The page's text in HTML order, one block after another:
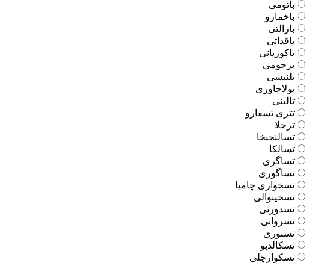
باتومی
باخمارو
بازالتی
باقداتی
باکوریانی
برجومی
بلنیسی
بولاچاوری
تالینی
تتری تسقارو
ترجلا
تسالنجیخا
تسالکا
تساگری
تساگوری
تسخواری چامیا
تسخینوالی
تسدورتی
تسروانی
تسنوری
تسکالدبو
تسکوارچلی